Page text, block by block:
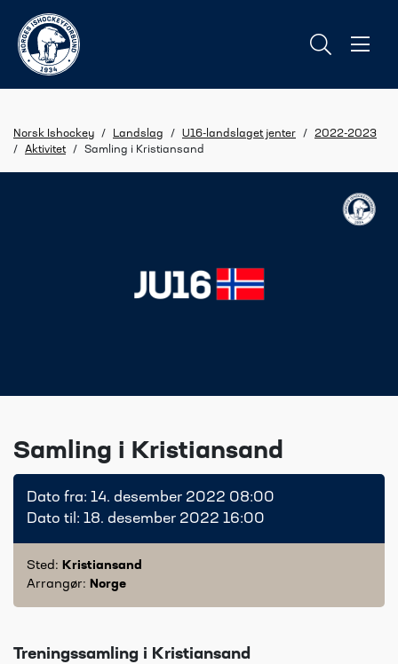
Norsk Ishockey / Landslag / U16-landslaget jenter /
2022-2023
/
Aktivitet / Samling i Kristiansand
Samling i Kristiansand
Dato fra: 14. desember 2022 08:00
Dato til: 18. desember 2022 16:00
Sted: Kristiansand
Arrangør: Norge
Treningssamling i Kristiansand